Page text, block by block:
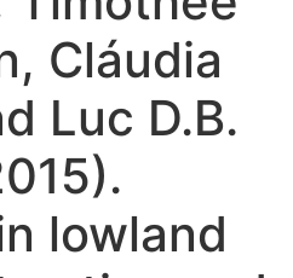
Cláudia
Luc D.B.
lowland